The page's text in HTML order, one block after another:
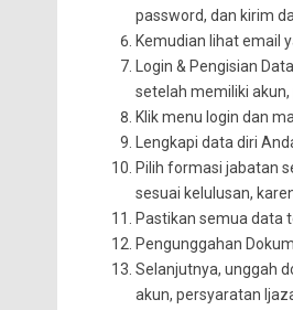
password, dan kirim
Kemudian lihat email
Login & Pengisian Data
setelah memiliki
Klik menu login dan
Lengkapi data diri
Pilih formasi jabatan
sesuai kelulusan,
Pastikan semua data
Pengunggahan
Selanjutnya, unggah
akun, persyaratan